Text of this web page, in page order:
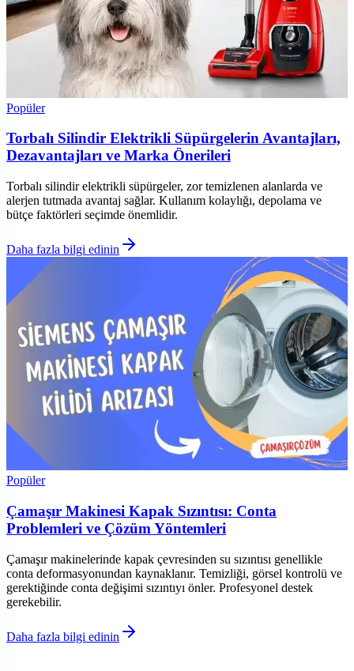
Popüler
Torbalı Silindir Elektrikli Süpürgelerin Avantajları,
Dezavantajları ve Marka Önerileri
Torbalı silindir elektrikli süpürgeler, zor temizlenen alanlarda ve
alerjen tutmada avantaj sağlar. Kullanım kolaylığı, depolama ve
bütçe faktörleri seçimde önemlidir.
Daha fazla bilgi edinin
Popüler
Çamaşır Makinesi Kapak Sızıntısı: Conta
Problemleri ve Çözüm Yöntemleri
Çamaşır makinelerinde kapak çevresinden su sızıntısı genellikle
conta deformasyonundan kaynaklanır. Temizliği, görsel kontrolü ve
gerektiğinde conta değişimi sızıntıyı önler. Profesyonel destek
gerekebilir.
Daha fazla bilgi edinin